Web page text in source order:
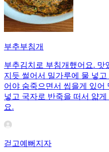
부추부침개
부추김치로 부침개했어요. 맛
지듯 썰어서 밀가루에 물 넣
어야 숨죽으면서 씹을게 있어
넣고 국자로 반죽을 떠서 얇
요.
걷고예뻐지자